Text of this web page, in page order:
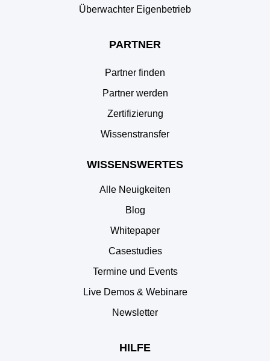
Überwachter Eigenbetrieb
PARTNER
Partner finden
Partner werden
Zertifizierung
Wissenstransfer
WISSENSWERTES
Alle Neuigkeiten
Blog
Whitepaper
Casestudies
Termine und Events
Live Demos & Webinare
Newsletter
HILFE